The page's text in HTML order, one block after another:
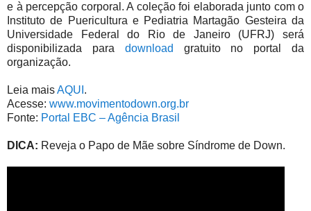
e à percepção corporal. A coleção foi elaborada junto com o
Instituto de Puericultura e Pediatria Martagão Gesteira da
Universidade Federal do Rio de Janeiro (UFRJ) será
disponibilizada para download gratuito no portal da
organização.
Leia maisAQUI .
Acesse: www.movimentodown.org.br
Fonte: Portal EBC – Agência Brasil
DICA: Reveja o Papo de Mãe sobre Síndrome de Down.